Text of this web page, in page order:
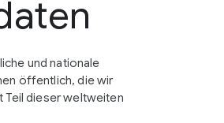
und nationale
öffentlich, die wir
Teil dieser weltweiten